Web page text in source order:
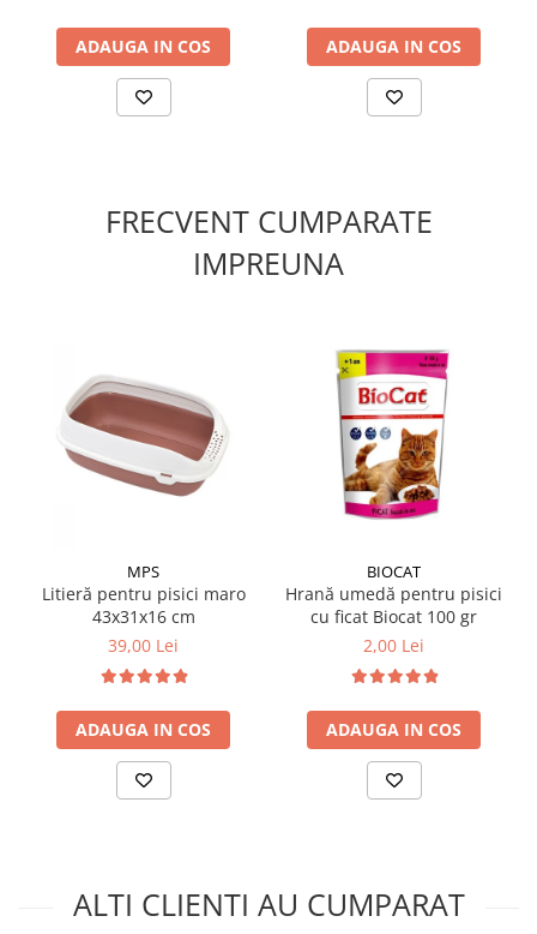
ADAUGA IN COS ADAUGA IN COS
FRECVENT CUMPARATE
IMPREUNA
MPS
Litieră pentru pisici maro
43x31x16 cm
39,00 Lei
ADAUGA IN COS
BIOCAT
Hrană umedă pentru pisici
cu ficat Biocat 100 gr
2,00 Lei
ADAUGA IN COS
ALTI CLIENTI AU CUMPARAT